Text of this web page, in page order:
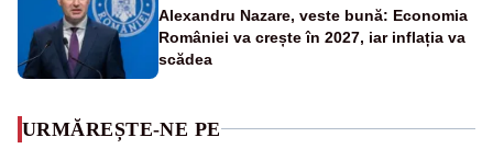
Alexandru Nazare, veste bună: Economia
României va crește în 2027, iar inflația va
scădea
URMĂREȘTE-NE PE